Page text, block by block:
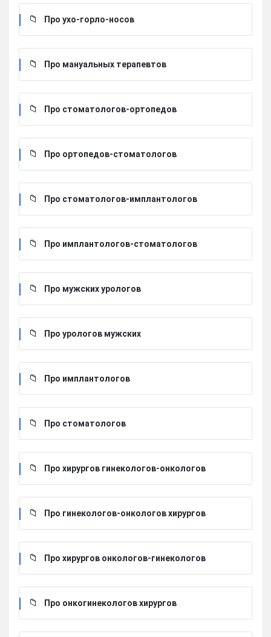
Про ухо-горло-носов
Про мануальных терапевтов
Про стоматологов-ортопедов
Про ортопедов-стоматологов
Про стоматологов-имплантологов
Про имплантологов-стоматологов
Про мужских урологов
Про урологов мужских
Про имплантологов
Про стоматологов
Про хирургов гинекологов-онкологов
Про гинекологов-онкологов хирургов
Про хирургов онкологов-гинекологов
Про онкогинекологов хирургов